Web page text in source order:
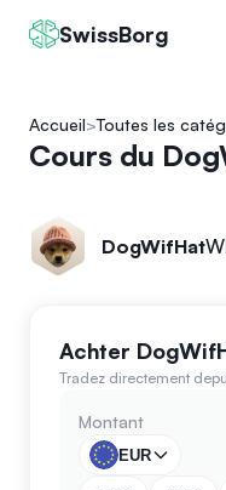
SwissBorg
Accueil Toutes les
Cours du
DogWifHat
Achter
Tradez directement
Montant
EUR